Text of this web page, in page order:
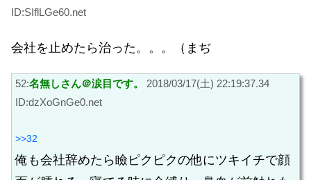
ID:SIflLGe60.net
会社を止めたら治った。。。（まぢ
52:名無しさん＠涙目です。
2018/03/17(土) 22:19:37.34
ID:dzXoGnGe0.net
>>32
俺も会社辞めたら瞼ピクピクの他にツキイチで顔